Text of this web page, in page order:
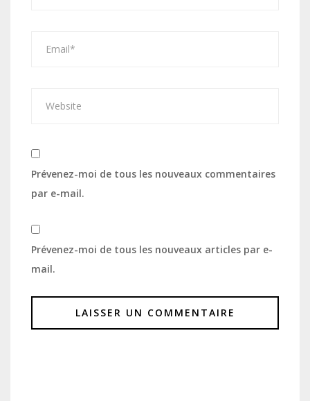
Prévenez-moi de tous les nouveaux commentaires
par e-mail.
Prévenez-moi de tous les nouveaux articles par e-
mail.